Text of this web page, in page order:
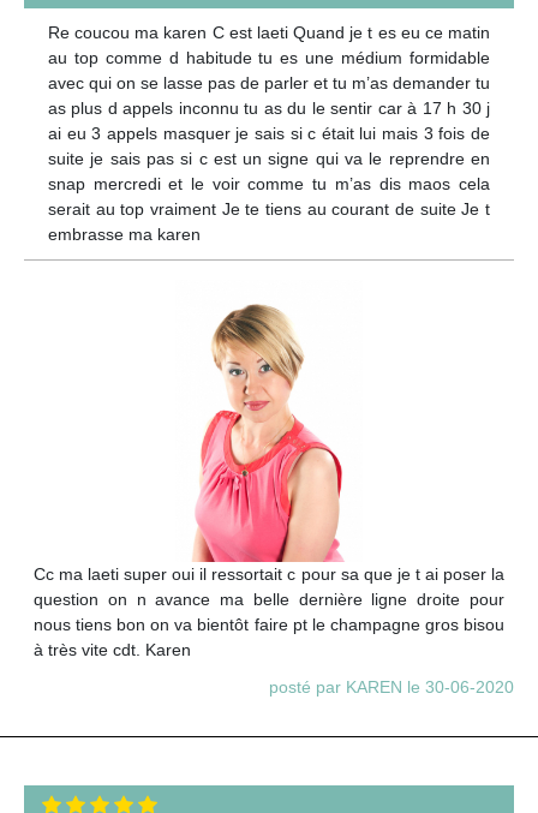
Re coucou ma karen C est laeti Quand je t es eu ce matin
au top comme d habitude tu es une médium formidable
avec qui on se lasse pas de parler et tu m’as demander tu
as plus d appels inconnu tu as du le sentir car à 17 h 30 j
ai eu 3 appels masquer je sais si c était lui mais 3 fois de
suite je sais pas si c est un signe qui va le reprendre en
snap mercredi et le voir comme tu m’as dis maos cela
serait au top vraiment Je te tiens au courant de suite Je t
embrasse ma karen
Cc ma laeti super oui il ressortait c pour sa que je t ai poser la
question on n avance ma belle dernière ligne droite pour
nous tiens bon on va bientôt faire pt le champagne gros bisou
à très vite cdt. Karen
posté par KAREN le 30-06-2020